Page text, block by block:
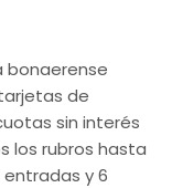
bonaerense
de
sin interés
los rubros hasta
y 6